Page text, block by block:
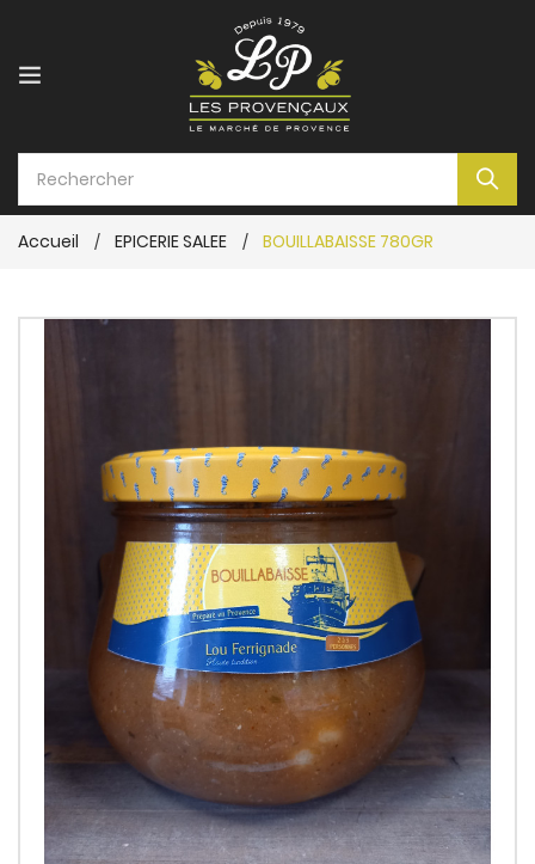
Accueil EPICERIE SALEE BOUILLABAISSE 780GR